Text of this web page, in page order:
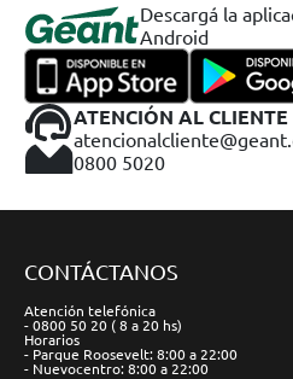
Descargá la
Android
ATENCIÓN AL CLIENTE
0800 5020
CONTÁCTANOS
Atención telefónica
- 0800 50 20 ( 8 a 20 hs)
Horarios
- Parque Roosevelt: 8:00 a 22:00
- Nuevocentro: 8:00 a 22:00